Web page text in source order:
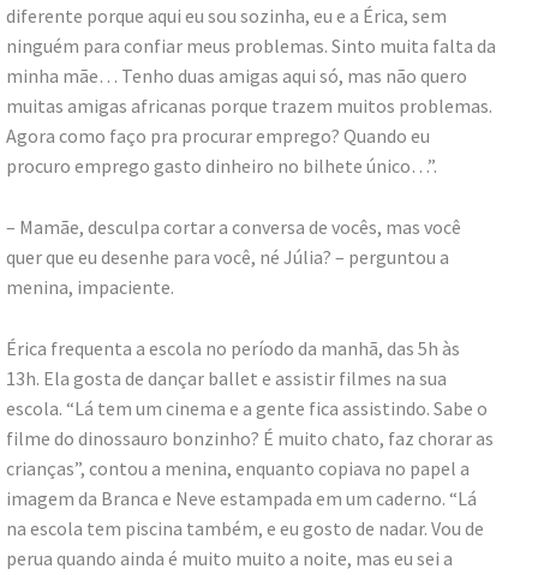
diferente porque aqui eu sou sozinha, eu e a Érica, sem
ninguém para confiar meus problemas. Sinto muita falta da
minha mãe… Tenho duas amigas aqui só, mas não quero
muitas amigas africanas porque trazem muitos problemas.
Agora como faço pra procurar emprego? Quando eu
procuro emprego gasto dinheiro no bilhete único…”.
– Mamãe, desculpa cortar a conversa de vocês, mas você
quer que eu desenhe para você, né Júlia? – perguntou a
menina, impaciente.
Érica frequenta a escola no período da manhã, das 5h às
13h. Ela gosta de dançar ballet e assistir filmes na sua
escola. “Lá tem um cinema e a gente fica assistindo. Sabe o
filme do dinossauro bonzinho? É muito chato, faz chorar as
crianças”, contou a menina, enquanto copiava no papel a
imagem da Branca e Neve estampada em um caderno. “Lá
na escola tem piscina também, e eu gosto de nadar. Vou de
perua quando ainda é muito muito a noite, mas eu sei a